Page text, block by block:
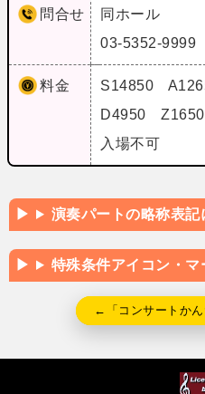
問合せ
同ホール
03-5352-9999
料金
S14850
D4950
入場不可
演奏パートの略称表記
特殊条件アイコン・マ
←「コンサートか